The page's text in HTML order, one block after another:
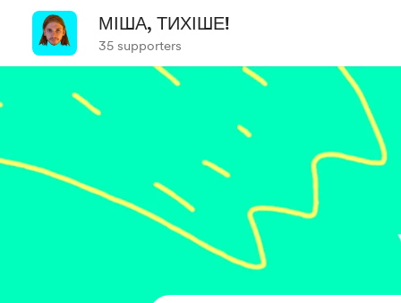
МІША, ТИХІШЕ!
35 supporters